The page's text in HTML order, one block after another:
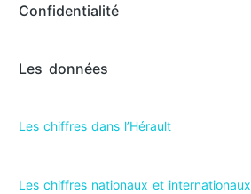
Confidentialité
Les données
Les chiffres dans l’Hérault​
Les chiffres nationaux et internationaux